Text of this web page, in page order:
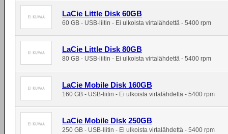
LaCie Little Disk 60GB
60 GB - USB-liitin - Ei ulkoista virtalähdettä - 5400 rpm
LaCie Little Disk 80GB
80 GB - USB-liitin - Ei ulkoista virtalähdettä - 5400 rpm
LaCie Mobile Disk 160GB
160 GB - USB-liitin - Ei ulkoista virtalähdettä - 5400 rpm
LaCie Mobile Disk 250GB
250 GB - USB-liitin - Ei ulkoista virtalähdettä - 5400 rpm